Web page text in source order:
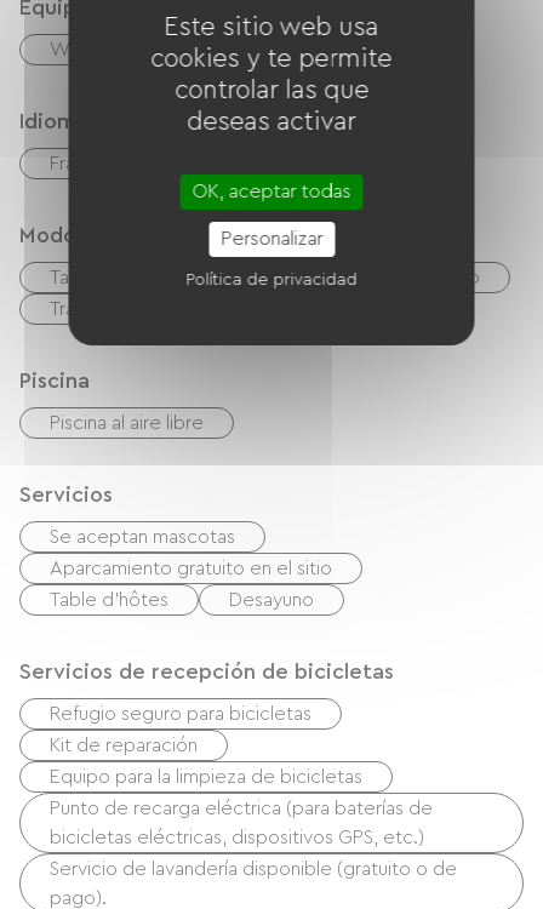
Equipos
Wifi gratuito
Idiomas
Français
Modos de paiement
Tarjeta De Crédito cheques
Efectivo
Transferencia
Piscina
Piscina al aire libre
Servicios
Se aceptan mascotas
Aparcamiento gratuito en el sitio
Table d'hôtes
Desayuno
Servicios de recepción de bicicletas
Refugio seguro para bicicletas
Kit de reparación
Equipo para la limpieza de bicicletas
Punto de recarga eléctrica (para baterías de
bicicletas eléctricas, dispositivos GPS, etc.)
Servicio de lavandería disponible (gratuito o de
pago).
Este sitio web usa
cookies y te permite
controlar las que
deseas activar
OK, aceptar todas
Personalizar
Política de privacidad